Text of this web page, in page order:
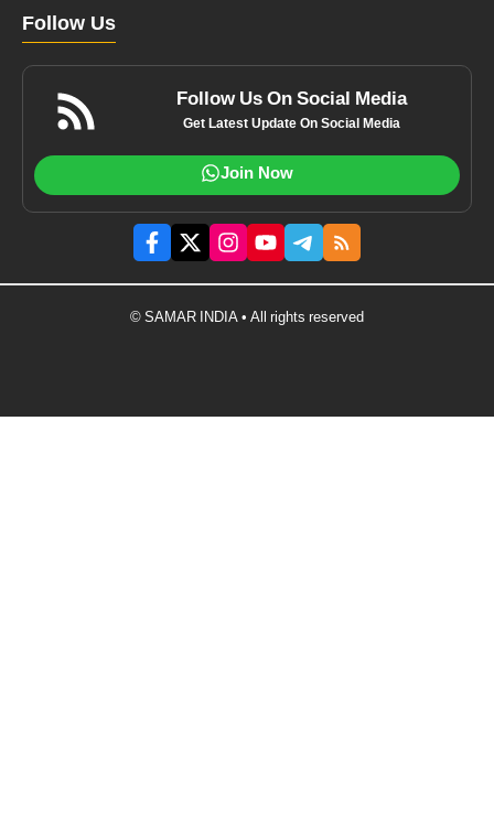
Follow Us
Follow Us On Social Media
Get Latest Update On Social Media
Join Now
© SAMAR INDIA • All rights reserved